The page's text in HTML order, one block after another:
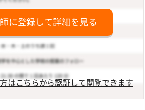
に登録して詳細を見る
はこちらから認証して閲覧できます